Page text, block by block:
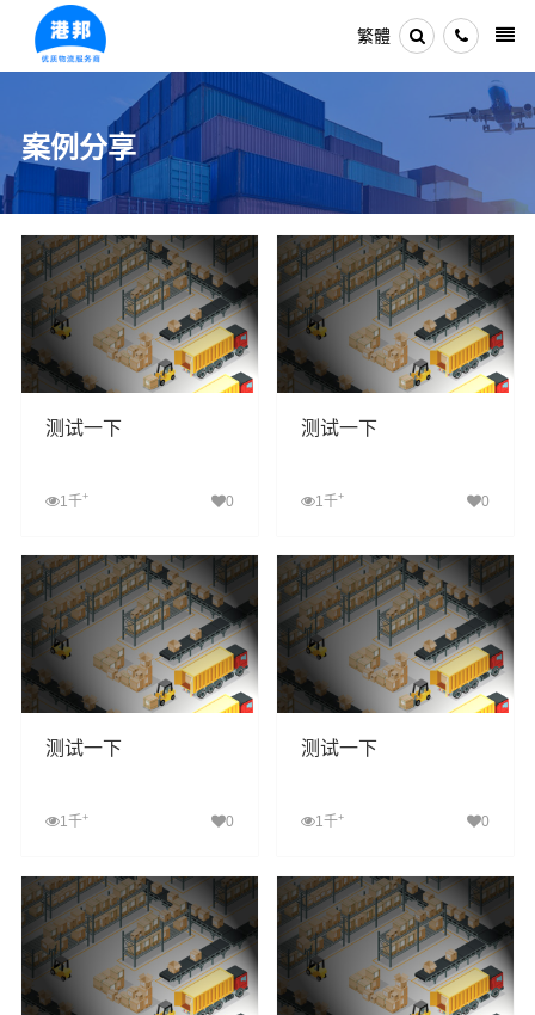
繁體
案例分享
测试一下
1千+ 0
查看详细
测试一下
1千+ 0
查看详细
测试一下
1千+ 0
查看详细
测试一下
1千+ 0
查看详细